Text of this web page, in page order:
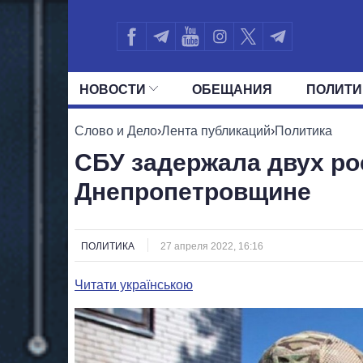
НОВОСТИ ОБЕЩАНИЯ
ВСЕ ПОЛИТИКИ ПРЕЗИДЕНТ И
Слово и Дело›Лента публикаций›Политика
СБУ задержала двух
Днепропетровщине
ПОЛИТИКА 27 апреля 2022, 16:16
Читати українською